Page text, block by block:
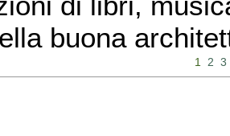
buona
1 2 3